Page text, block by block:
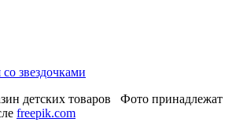
детских товаров Фото принадлежат
freepik.com